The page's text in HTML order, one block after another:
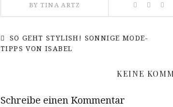
BY TINA ARTZ
SO GEHT STYLISH! SONNIGE MODE-
TIPPS VON ISABEL
KEINE
Schreibe einen Kommentar